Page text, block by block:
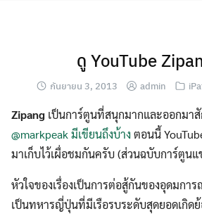
ดู YouTube
กันยายน 3, 2013 admin
Zipang เป็นการ์ตูนที่สนุกมากและออกมา
@markpeak มีเขียนถึงบ้าง ตอนนี้
มาเก็บไว้เผื่อชมกันครับ (ส่วนฉบับการ์ตูน
หัวใจของเรื่องเป็นการต่อสู้กันของอุดมกา
เป็นทหารญี่ปุ่นที่มีเรือรบระดับสุดยอดเกิดย้